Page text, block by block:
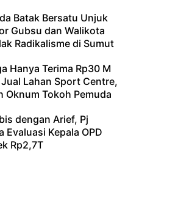
Batak Bersatu Unjuk
Gubsu dan Walikota
Radikalisme di Sumut
Hanya Terima Rp30 M
Lahan Sport Centre,
Oknum Tokoh Pemuda
dengan Arief, Pj
Evaluasi Kepala OPD
Rp2,7T